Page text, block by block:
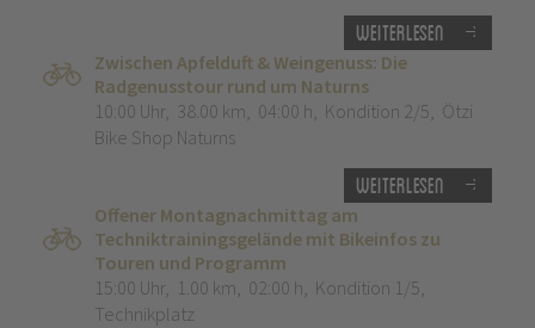
Weiterlesen
Zwischen Apfelduft & Weingenuss: Die
Radgenusstour rund um Naturns
10:00 Uhr, 38.00 km, 04:00 h, Kondition 2/5, Ötzi
Bike Shop Naturns
Weiterlesen
Offener Montagnachmittag am
Techniktrainingsgelände mit Bikeinfos zu
Touren und Programm
15:00 Uhr, 1.00 km, 02:00 h, Kondition 1/5,
Technikplatz